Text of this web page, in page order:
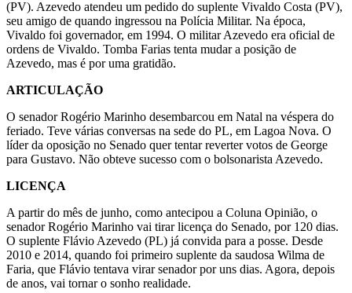
(PV). Azevedo atendeu um pedido do suplente Vivaldo Costa (PV),
seu amigo de quando ingressou na Polícia Militar. Na época,
Vivaldo foi governador, em 1994. O militar Azevedo era oficial de
ordens de Vivaldo. Tomba Farias tenta mudar a posição de
Azevedo, mas é por uma gratidão.
ARTICULAÇÃO
O senador Rogério Marinho desembarcou em Natal na véspera do
feriado. Teve várias conversas na sede do PL, em Lagoa Nova. O
líder da oposição no Senado quer tentar reverter votos de George
para Gustavo. Não obteve sucesso com o bolsonarista Azevedo.
LICENÇA
A partir do mês de junho, como antecipou a Coluna Opinião, o
senador Rogério Marinho vai tirar licença do Senado, por 120 dias.
O suplente Flávio Azevedo (PL) já convida para a posse. Desde
2010 e 2014, quando foi primeiro suplente da saudosa Wilma de
Faria, que Flávio tentava virar senador por uns dias. Agora, depois
de anos, vai tornar o sonho realidade.